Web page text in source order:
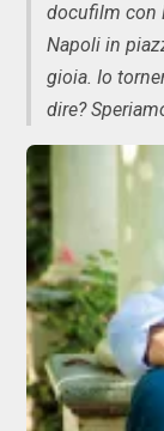
docufilm con
Napoli in
gioia. Io
dire?